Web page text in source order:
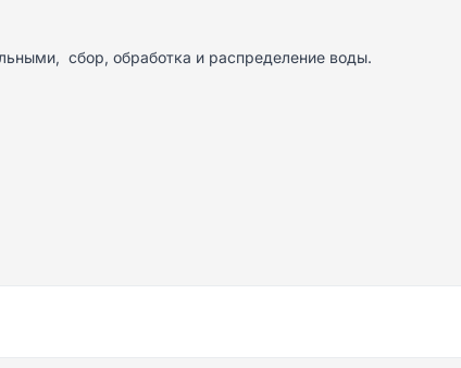
сбор, обработка и распределение воды.